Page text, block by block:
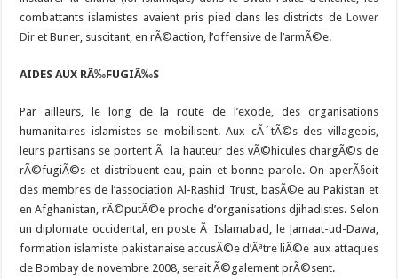
combattants islamistes avaient pris pied dans les districts de Lower
Dir et Buner, suscitant, en rÃ©action, l’offensive de l’armÃ©e.
AIDES AUX RÃ‰FUGIÃ‰S
Par ailleurs, le long de la route de l’exode, des organisations
humanitaires islamistes se mobilisent. Aux cÃ´tÃ©s des villageois,
leurs partisans se portent Ã la hauteur des vÃ©hicules chargÃ©s de
rÃ©fugiÃ©s et distribuent eau, pain et bonne parole. On aperÃ§oit
des membres de l’associationAl-Rashid Trust, basÃ©e au Pakistan et
en Afghanistan, rÃ©putÃ©e proche d’organisations djihadistes. Selon
un diplomate occidental, en poste Ã Islamabad, le Jamaat-ud-Dawa,
formation islamiste pakistanaise accusÃ©e d’Ãªtre liÃ©e aux attaques
de Bombay de novembre 2008, serait Ã©galement prÃ©sent.